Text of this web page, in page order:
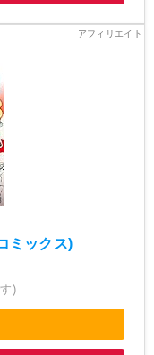
ミックス)
)